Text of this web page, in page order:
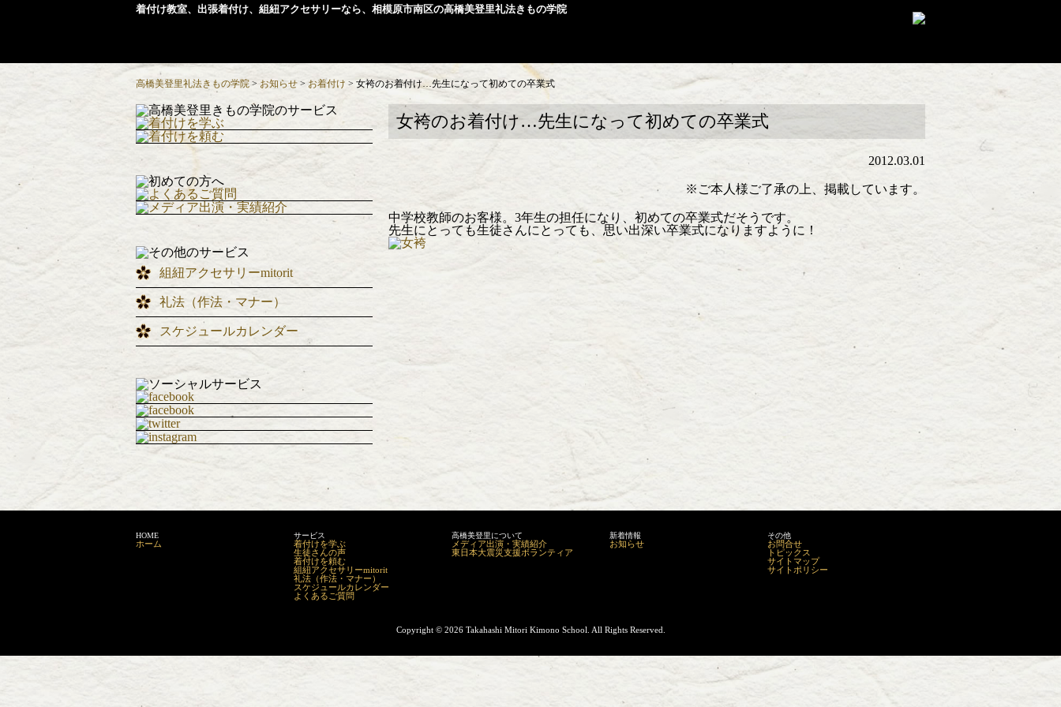
着付け教室、出張着付け、組紐アクセサリーなら、相模原市南区の高橋美登里礼法きもの学院
高橋美登里礼法きもの学院 > お知らせ > お着付け > 女袴のお着付け…先生になって初めての卒業式
女袴のお着付け…先生になって初めての卒業式
2012.03.01
※ご本人様ご了承の上、掲載しています。
中学校教師のお客様。3年生の担任になり、初めての卒業式だそうです。
先生にとっても生徒さんにとっても、思い出深い卒業式になりますように！
組紐アクセサリーmitorit
礼法（作法・マナー）
スケジュールカレンダー
HOME
ホーム
サービス
着付けを学ぶ
生徒さんの声
着付けを頼む
組紐アクセサリーmitorit
礼法（作法・マナー）
スケジュールカレンダー
よくあるご質問
高橋美登里について
メディア出演・実績紹介
東日本大震災支援ボランティア
新着情報
お知らせ
その他
お問合せ
トピックス
サイトマップ
サイトポリシー
Copyright © 2026 Takahashi Mitori Kimono School. All Rights Reserved.